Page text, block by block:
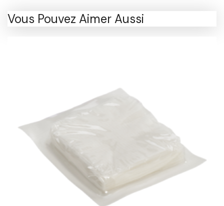
Vous Pouvez Aimer Aussi